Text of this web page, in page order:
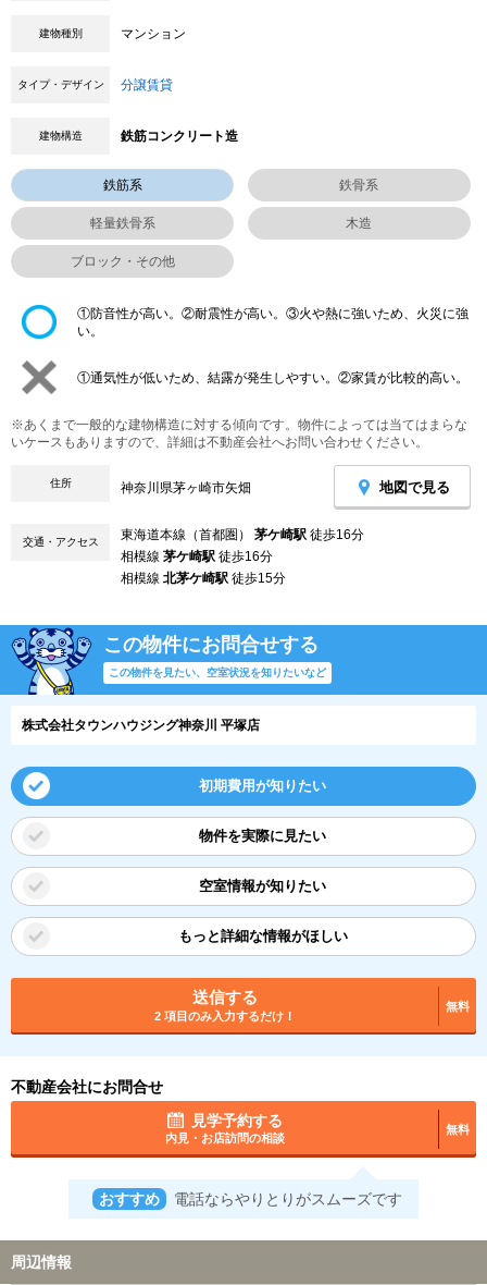
建物種別 マンション
タイプ・デザイン 分譲賃貸
建物構造 鉄筋コンクリート造
鉄筋系 鉄骨系
軽量鉄骨系 木造
ブロック・その他
①防音性が高い。②耐震性が高い。③火や熱に強いため、火災に強
い。
①通気性が低いため、結露が発生しやすい。②家賃が比較的高い。
※あくまで一般的な建物構造に対する傾向です。物件によっては当てはまらな
いケースもありますので、詳細は不動産会社へお問い合わせください。
住所 神奈川県茅ヶ崎市矢畑 地図で見る
交通・アクセス 東海道本線（首都圏） 茅ケ崎駅 徒歩16分
相模線 茅ケ崎駅 徒歩16分
相模線 北茅ケ崎駅 徒歩15分
この物件にお問合せする
この物件を見たい、空室状況を知りたいなど
株式会社タウンハウジング神奈川 平塚店
初期費用が知りたい
物件を実際に見たい
空室情報が知りたい
もっと詳細な情報がほしい
送信する
2 項目のみ入力するだけ！
無料
不動産会社にお問合せ
見学予約する
内見・お店訪問の相談
無料
おすすめ 電話ならやりとりがスムーズです
周辺情報